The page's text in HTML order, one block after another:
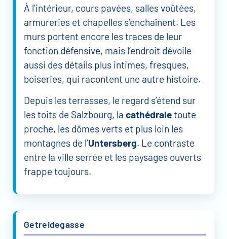
À l’intérieur, cours pavées, salles voûtées,
armureries et chapelles s’enchaînent. Les
murs portent encore les traces de leur
fonction défensive, mais l’endroit dévoile
aussi des détails plus intimes, fresques,
boiseries, qui racontent une autre histoire.
Depuis les terrasses, le regard s’étend sur
les toits de Salzbourg, la cathédraletoute
proche, les dômes verts et plus loin les
montagnes de l’Untersberg. Le contraste
entre la ville serrée et les paysages ouverts
frappe toujours.
Getreidegasse